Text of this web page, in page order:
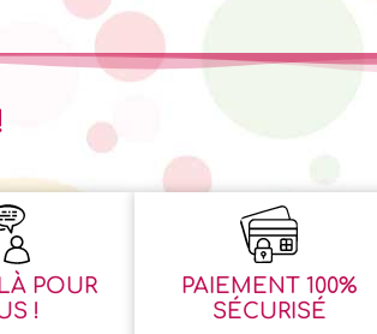
POUR
!
PAIEMENT 100%
SÉCURISÉ